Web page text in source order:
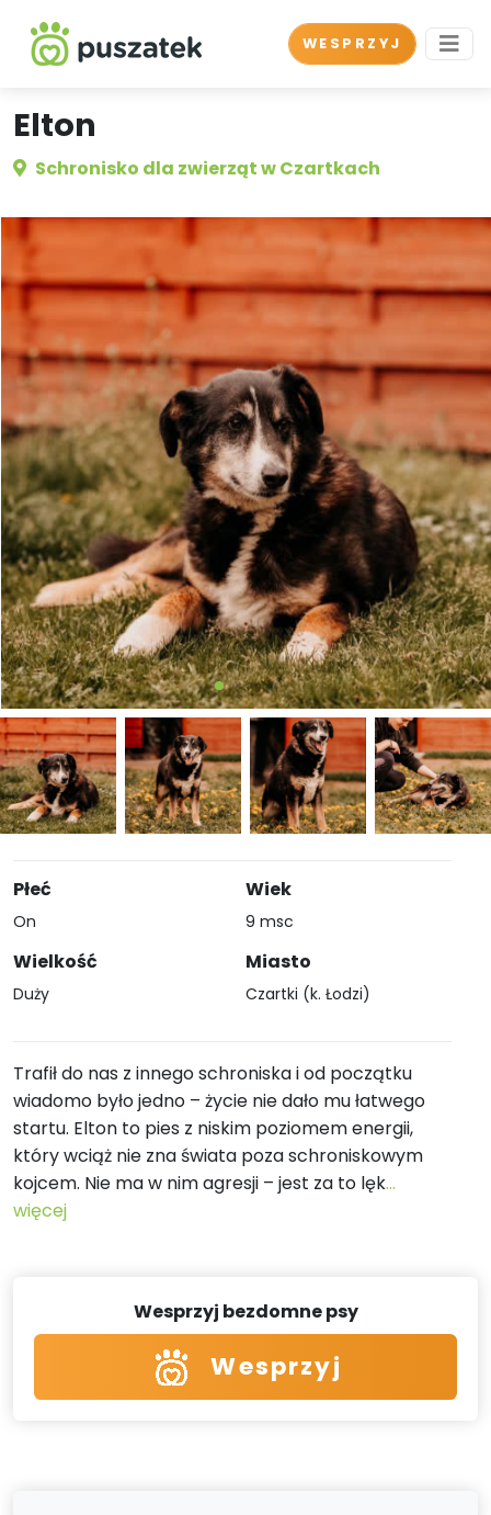
WESPRZYJ
Elton
Schronisko dla zwierząt w Czartkach
Płeć
On
Wielkość
Duży
Wiek
9 msc
Miasto
Czartki (k. Łodzi)
Trafił do nas z innego schroniska i od początku
wiadomo było jedno – życie nie dało mu łatwego
startu. Elton to pies z niskim poziomem energii,
który wciąż nie zna świata poza schroniskowym
kojcem. Nie ma w nim agresji – jest za to lęk...
więcej
Wesprzyj bezdomne psy
Wesprzyj